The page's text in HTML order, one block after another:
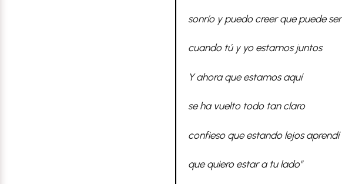
sonrío y puedo creer que puede ser
cuando tú y yo estamos juntos
Y ahora que estamos aquí
se ha vuelto todo tan claro
confieso que estando lejos aprendí
que quiero estar a tu lado"